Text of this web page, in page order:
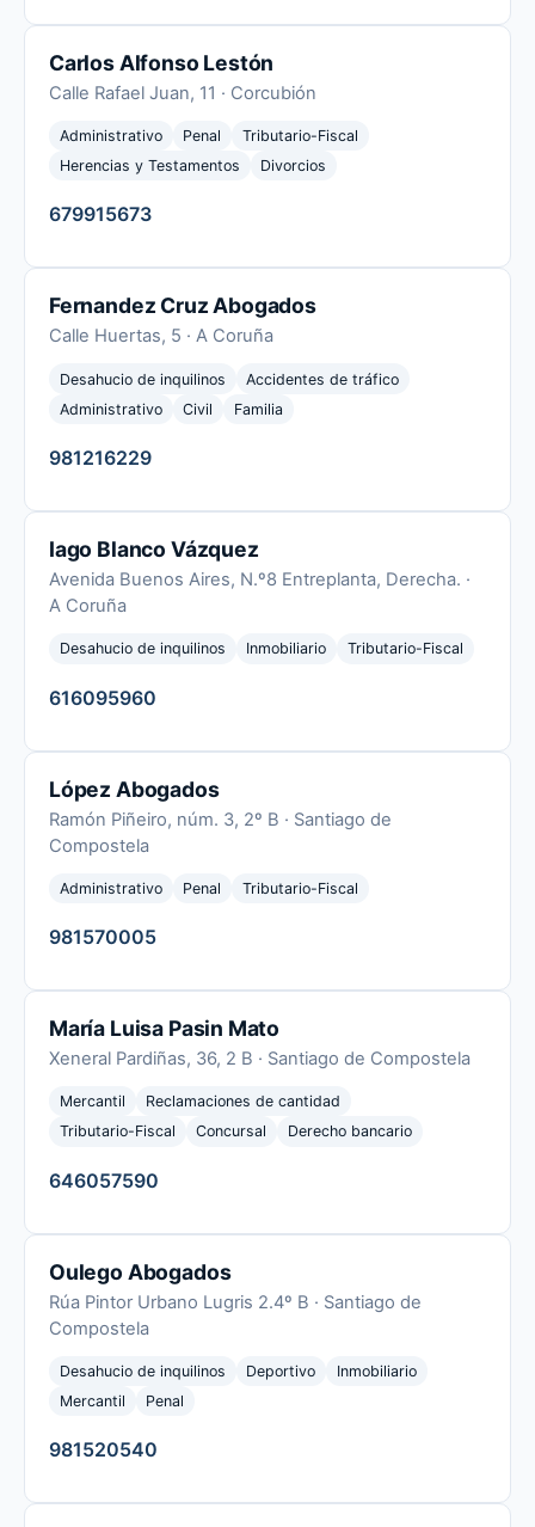
Carlos Alfonso Lestón
Calle Rafael Juan, 11 · Corcubión
Administrativo Penal
Tributario-Fiscal
Herencias y Testamentos
Divorcios
679915673
Fernandez Cruz Abogados
Calle Huertas, 5 · A Coruña
Desahucio de inquilinos
Accidentes de tráfico
Administrativo
Civil Familia
981216229
Iago Blanco Vázquez
Avenida Buenos Aires, N.º8 Entreplanta, Derecha. ·
A Coruña
Desahucio de inquilinos Inmobiliario Tributario-Fiscal
616095960
López Abogados
Ramón Piñeiro, núm. 3, 2º B · Santiago de
Compostela
Administrativo Penal Tributario-Fiscal
981570005
María Luisa Pasin Mato
Xeneral Pardiñas, 36, 2 B · Santiago de Compostela
Mercantil
Reclamaciones de cantidad
Tributario-Fiscal
Concursal Derecho bancario
646057590
Oulego Abogados
Rúa Pintor Urbano Lugris 2.4º B · Santiago de
Compostela
Desahucio de inquilinos Deportivo
Inmobiliario
Mercantil
Penal
981520540